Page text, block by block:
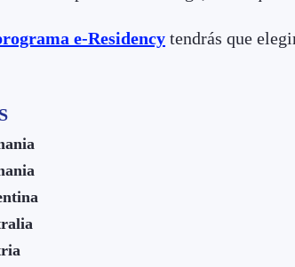
e-Residency tendrás que